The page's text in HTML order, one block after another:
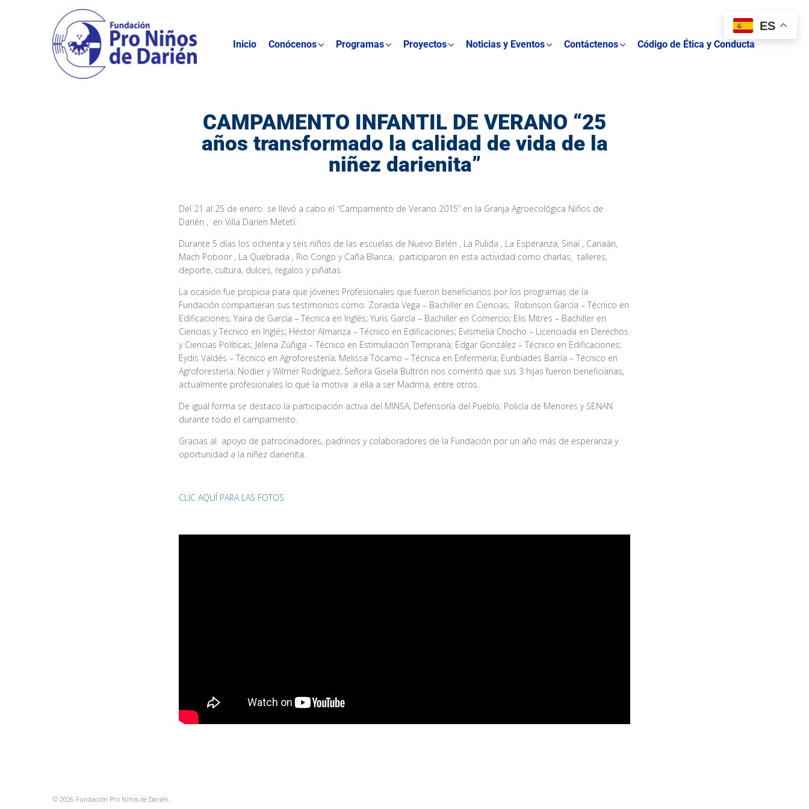
Inicio Conócenos Programas Proyectos Noticias y Eventos Contáctenos Código de Ética y Conducta
CAMPAMENTO INFANTIL DE VERANO “25
años transformado la calidad de vida de la
niñez darienita”
Del 21 al 25 de enero se llevó a cabo el “Campamento de Verano 2015” en la Granja Agroecológica Niños de
Darién , en Villa Darien Metetí.
Durante 5 días los ochenta y seis niños de las escuelas de Nuevo Belén , La Pulida , La Esperanza, Sinaí , Canaán,
Mach Poboor , La Quebrada , Rio Congo y Caña Blanca, participaron en esta actividad como charlas, talleres,
deporte, cultura, dulces, regalos y piñatas.
La ocasión fue propicia para que jóvenes Profesionales que fueron beneficiarios por los programas de la
Fundación compartieran sus testimonios como: Zoraida Vega – Bachiller en Ciencias; Robinson García – Técnico en
Edificaciones; Yaira de García – Técnica en Inglés; Yuris García – Bachiller en Comercio; Elis Mitres – Bachiller en
Ciencias y Técnico en Inglés; Héctor Almanza – Técnico en Edificaciones; Evismelia Chocho – Licenciada en Derechos
y Ciencias Políticas; Jelena Zúñiga – Técnico en Estimulación Temprana; Edgar González – Técnico en Edificaciones;
Eydis Valdés – Técnico en Agroforestería; Melissa Tócamo – Técnica en Enfermería; Euribiades Barría – Técnico en
Agroforestería; Nodier y Wilmer Rodríguez, Señora Gisela Bultrón nos comentó que sus 3 hijas fueron beneficiarias,
actualmente profesionales lo que la motiva a ella a ser Madrina, entre otros.
De igual forma se destaco la participación activa del MINSA, Defensoría del Pueblo, Policía de Menores y SENAN
durante todo el campamento.
Gracias al apoyo de patrocinadores, padrinos y colaboradores de la Fundación por un año más de esperanza y
oportunidad a la niñez darienita.
CLIC AQUÍ PARA LAS FOTOS
© 2026 Fundación Pro Niños de Darién.
ES